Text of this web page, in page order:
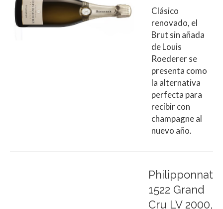
Clásico
renovado, el
Brut sin añada
de Louis
Roederer se
presenta como
la alternativa
perfecta para
recibir con
champagne al
nuevo año.
Philipponnat
1522 Grand
Cru LV 2000,